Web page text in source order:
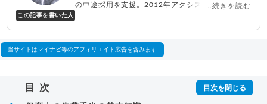
この記事を書いた人
の中途採用を支援。2012年アクシス(株)設立、代
べらない転職エージェント
...続きを読む
当サイトはマイナビ等のアフィリエイト広告を含みます
目次